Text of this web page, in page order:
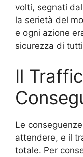
volti, segnati
la serietà del
e ogni azione
sicurezza di
Il
Le
attendere, e il
totale. Per